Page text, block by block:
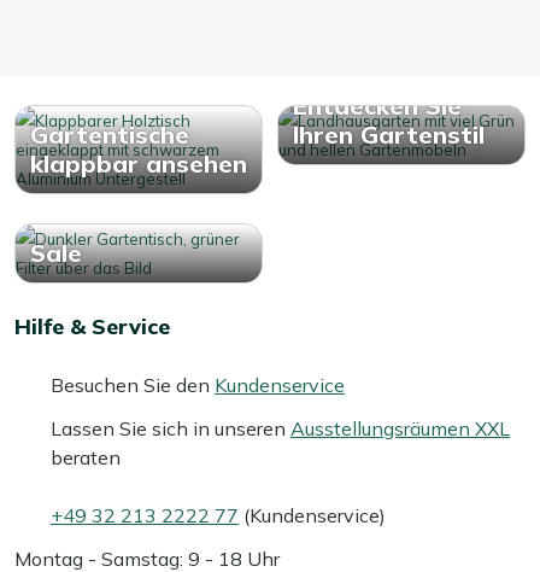
Gartentische
klappbar ansehen
Entdecken Sie
Ihren Gartenstil
Sale
Hilfe & Service
Besuchen Sie den Kundenservice
Lassen Sie sich in unseren Ausstellungsräumen XXL
beraten
+49 32 213 2222 77 (Kundenservice)
Montag - Samstag: 9 - 18 Uhr